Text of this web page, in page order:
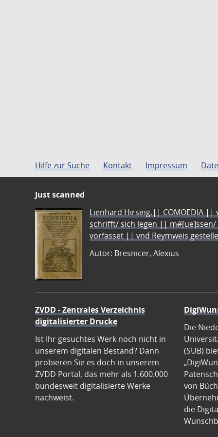
Hilfe zur Suche Kontakt Impressum
Just scanned
Lienhard Hirsing.|| COMOEDIA
schrifft/ sich legen ||
vorfasset || vnd Reymweis
Autor: Bresnicer, Alexius
ZVDD - Zentrales Verzeichnis
digitalisierter Drucke
Ist Ihr gesuchtes Werk noch nicht in
unserem digitalen Bestand? Dann
probieren Sie es doch in unserem
ZVDD Portal, das mehr als 1.600.000
bundesweit digitalisierte Werke
nachweist.
Die
(SUB)
von
die